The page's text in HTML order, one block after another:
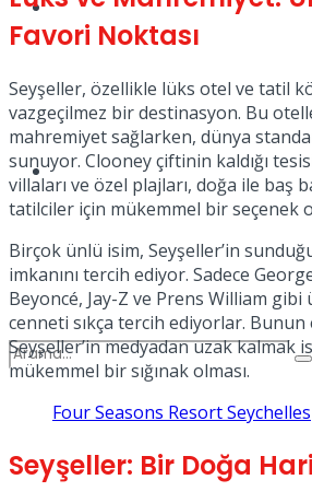
Spor
Podcast
Favori Noktası
Seyşeller, özellikle lüks otel ve tatil
vazgeçilmez bir destinasyon. Bu
mahremiyet sağlarken, dünya
sunuyor. Clooney çiftinin kaldığı
villaları ve özel plajları, doğa ile baş
tatilciler için mükemmel bir seçenek
Birçok ünlü isim, Seyşeller’in
imkanını tercih ediyor. Sadece
Beyoncé, Jay-Z ve Prens William
cenneti sıkça tercih ediyorlar.
Seyşeller’in medyadan uzak kalmak
mükemmel bir sığınak olması.
Four Seasons Resort Seychelles
Seyşeller: Bir Doğa